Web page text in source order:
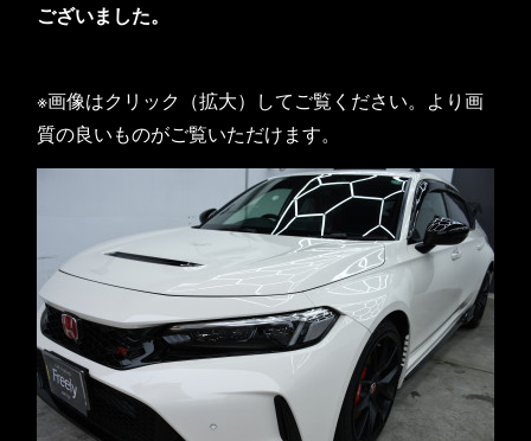
ございました。
※画像はクリック（拡大）してご覧ください。より画
質の良いものがご覧いただけます。